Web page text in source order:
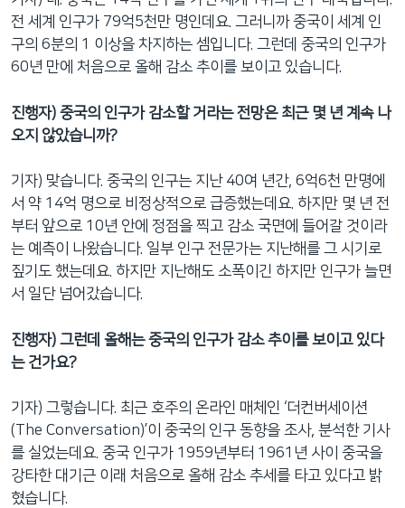
전 세계 인구가 79억5천만 명인데요. 그러니까 중국이 세계 인
구의 6분의 1 이상을 차지하는 셈입니다. 그런데 중국의 인구가
60년 만에 처음으로 올해 감소 추이를 보이고 있습니다.
진행자) 중국의 인구가 감소할 거라는 전망은 최근 몇 년 계속 나
오지 않았습니까?
기자) 맞습니다. 중국의 인구는 지난 40여 년간, 6억6천 만명에
서 약 14억 명으로 비정상적으로 급증했는데요. 하지만 몇 년 전
부터 앞으로 10년 안에 정점을 찍고 감소 국면에 들어갈 것이라
는 예측이 나왔습니다. 일부 인구 전문가는 지난해를 그 시기로
짚기도 했는데요. 하지만 지난해도 소폭이긴 하지만 인구가 늘면
서 일단 넘어갔습니다.
진행자) 그런데 올해는 중국의 인구가 감소 추이를 보이고 있다
는 건가요?
기자) 그렇습니다. 최근 호주의 온라인 매체인 ‘더컨버세이션
(The Conversation)’이 중국의 인구 동향을 조사, 분석한 기사
를 실었는데요. 중국 인구가 1959년부터 1961년 사이 중국을
강타한 대기근 이래 처음으로 올해 감소 추세를 타고 있다고 밝
혔습니다.